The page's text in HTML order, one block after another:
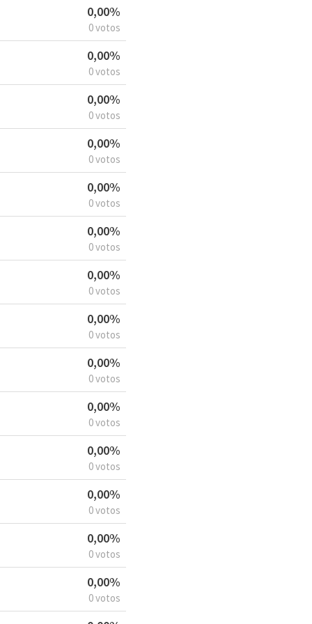
0,00%
0 votos
0,00%
0 votos
0,00%
0 votos
0,00%
0 votos
0,00%
0 votos
0,00%
0 votos
0,00%
0 votos
0,00%
0 votos
0,00%
0 votos
0,00%
0 votos
0,00%
0 votos
0,00%
0 votos
0,00%
0 votos
0,00%
0 votos